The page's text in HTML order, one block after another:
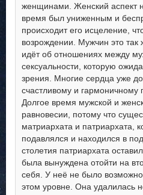
женщинами. Женский аспект
время был униженным и
происходит его исцеление,
возрождении. Мужчин это так
идёт об отношениях между
сексуальности, которую
зрения. Многие сердца уже
счастливому и гармоничному
Долгое время мужской и
равновесии, потому что
матриархата и патриархата,
подавлялся и находился в
столетия патриархата
была вынуждена отойти на
себя. У неё не было
этом уровне. Она удалилась